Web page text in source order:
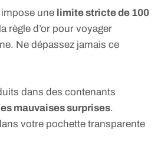
une limite stricte de 100
règle d’or pour voyager
Ne dépassez jamais ce
dans des contenants
mauvaises surprises.
votre pochette transparente